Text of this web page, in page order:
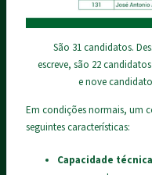
São 31 candidatos.
escreve, são 22
e nove
Em condições normais, um
seguintes características:
Capacidade